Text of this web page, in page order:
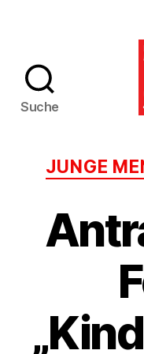
Suche
JUNGE